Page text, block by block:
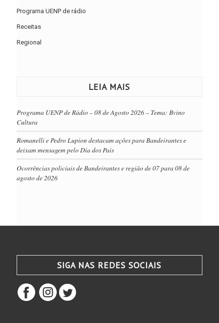
Programa UENP de rádio
Receitas
Regional
LEIA MAIS
Programa UENP de Rádio – 08 de Agosto 2026 – Tema: Bvino
Cultura
Romanelli e Pedro Lupion destacam ações para Bandeirantes e
deixam mensagem pelo Dia dos Pais
Ocorrências policiais de Bandeirantes e região de 07 para 08 de
agosto de 2026
SIGA NAS REDES SOCIAIS